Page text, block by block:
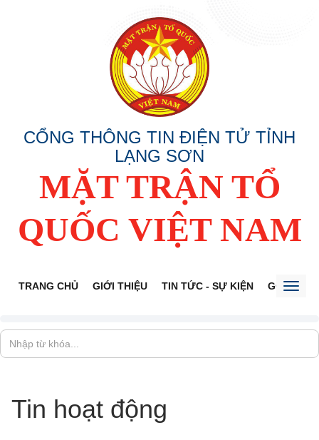
CỔNG THÔNG TIN ĐIỆN TỬ TỈNH
LẠNG SƠN
MẶT TRẬN TỔ
QUỐC VIỆT NAM
TRANG CHỦ GIỚI THIỆU TIN TỨC - SỰ KIỆN GÓP Ý
Tin hoạt động